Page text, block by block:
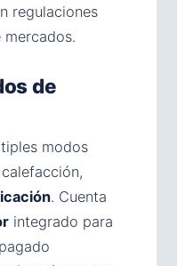
regulaciones
de
modos
. Cuenta
integrado para